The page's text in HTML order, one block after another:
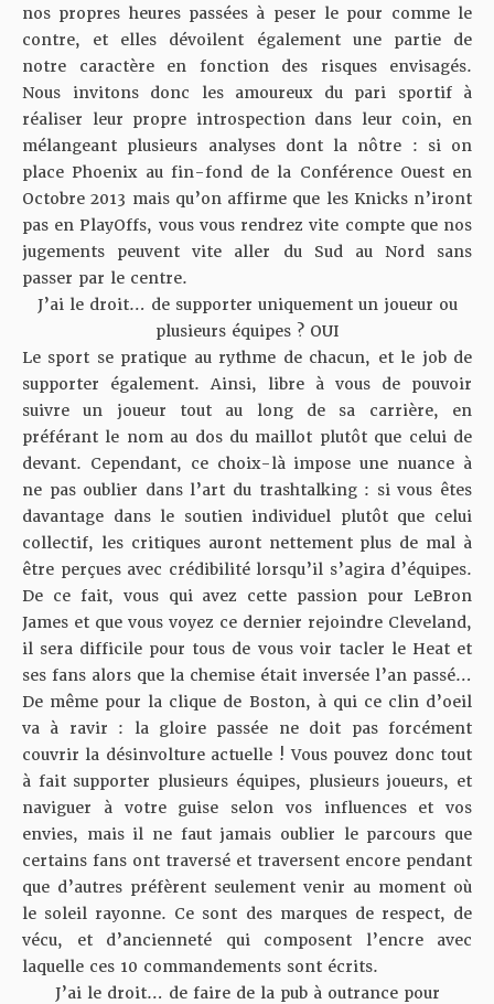
nos propres heures passées à peser le pour comme le
contre, et elles dévoilent également une partie de
notre caractère en fonction des risques envisagés.
Nous invitons donc les amoureux du pari sportif à
réaliser leur propre introspection dans leur coin, en
mélangeant plusieurs analyses dont la nôtre : si on
place Phoenix au fin-fond de la Conférence Ouest en
Octobre 2013 mais qu’on affirme que les Knicks n’iront
pas en PlayOffs, vous vous rendrez vite compte que nos
jugements peuvent vite aller du Sud au Nord sans
passer par le centre.
J’ai le droit… de supporter uniquement un joueur ou
plusieurs équipes ? OUI
Le sport se pratique au rythme de chacun, et le job de
supporter également. Ainsi, libre à vous de pouvoir
suivre un joueur tout au long de sa carrière, en
préférant le nom au dos du maillot plutôt que celui de
devant. Cependant, ce choix-là impose une nuance à
ne pas oublier dans l’art du trashtalking : si vous êtes
davantage dans le soutien individuel plutôt que celui
collectif, les critiques auront nettement plus de mal à
être perçues avec crédibilité lorsqu’il s’agira d’équipes.
De ce fait, vous qui avez cette passion pour LeBron
James et que vous voyez ce dernier rejoindre Cleveland,
il sera difficile pour tous de vous voir tacler le Heat et
ses fans alors que la chemise était inversée l’an passé…
De même pour la clique de Boston, à qui ce clin d’oeil
va à ravir : la gloire passée ne doit pas forcément
couvrir la désinvolture actuelle ! Vous pouvez donc tout
à fait supporter plusieurs équipes, plusieurs joueurs, et
naviguer à votre guise selon vos influences et vos
envies, mais il ne faut jamais oublier le parcours que
certains fans ont traversé et traversent encore pendant
que d’autres préfèrent seulement venir au moment où
le soleil rayonne. Ce sont des marques de respect, de
vécu, et d’ancienneté qui composent l’encre avec
laquelle ces 10 commandements sont écrits.
J’ai le droit… de faire de la pub à outrance pour